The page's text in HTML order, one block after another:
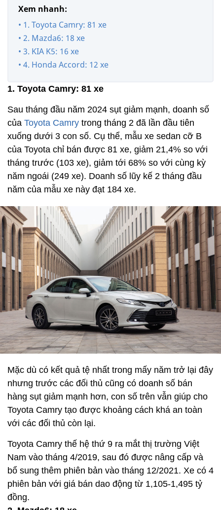
Xem nhanh:
• 1. Toyota Camry: 81 xe
• 2. Mazda6: 18 xe
• 3. KIA K5: 16 xe
• 4. Honda Accord: 12 xe
1. Toyota Camry: 81 xe
Sau tháng đầu năm 2024 sụt giảm mạnh, doanh số
của Toyota Camry trong tháng 2 đã lần đầu tiên
xuống dưới 3 con số. Cụ thể, mẫu xe sedan cỡ B
của Toyota chỉ bán được 81 xe, giảm 21,4% so với
tháng trước (103 xe), giảm tới 68% so với cùng kỳ
năm ngoái (249 xe). Doanh số lũy kế 2 tháng đầu
năm của mẫu xe này đạt 184 xe.
Mặc dù có kết quả tệ nhất trong mấy năm trở lại đây
nhưng trước các đối thủ cũng có doanh số bán
hàng sụt giảm mạnh hơn, con số trên vẫn giúp cho
Toyota Camry tạo được khoảng cách khá an toàn
với các đối thủ còn lại.
Toyota Camry thế hệ thứ 9 ra mắt thị trường Việt
Nam vào tháng 4/2019, sau đó được nâng cấp và
bổ sung thêm phiên bản vào tháng 12/2021. Xe có 4
phiên bản với giá bán dao động từ 1,105-1,495 tỷ
đồng.